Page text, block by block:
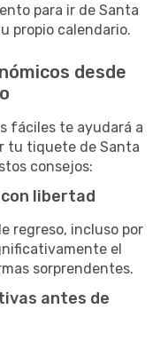
para ir de Santa
propio calendario.
desde
fáciles te ayudará a
tu tiquete de Santa
consejos:
libertad
regreso, incluso por
el
sorprendentes.
antes de